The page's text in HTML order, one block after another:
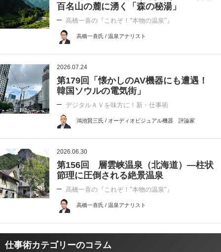
百名山の麓に湧く「森の秘湯」
高橋一喜の『これぞ！"本物の温泉"』
高橋一喜氏 / 温泉アナリスト
2026.07.24
第179回「懐かしのAV機器にも遭遇！
韓国ソウルの電気街」
デジタルＡＶを味方に！新・仕事術
鴻池賢三氏 / オーディオビジュアル機器 評論家
2026.06.30
第156回 層雲峡温泉（北海道）―柱状
節理に圧倒される絶景温泉
高橋一喜の『これぞ！"本物の温泉"』
高橋一喜氏 / 温泉アナリスト
仕事術カテゴリーのコラム